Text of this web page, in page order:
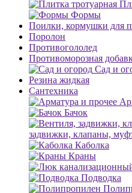
Формы
Поилки, кормушки для
Поролон
Противогололед
Противоморозная
Сад и
Резина жидкая
Сантехника
Бачок
задвижки, клапаны,
Каболка
Краны
Подводка